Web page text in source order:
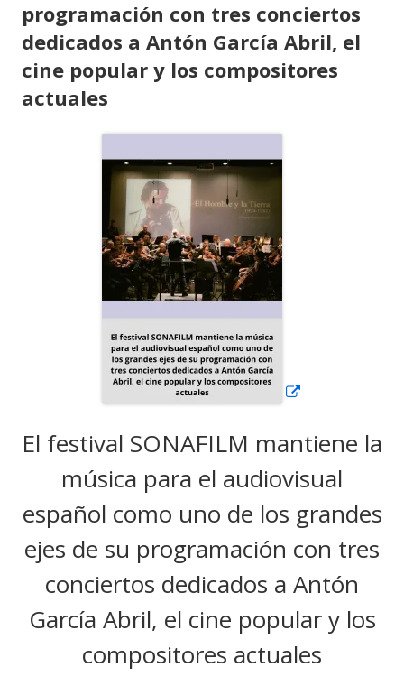
programación con tres conciertos
dedicados a Antón García Abril, el
cine popular y los compositores
actuales
El festival SONAFILM mantiene la
música para el audiovisual
español como uno de los grandes
ejes de su programación con tres
conciertos dedicados a Antón
García Abril, el cine popular y los
compositores actuales